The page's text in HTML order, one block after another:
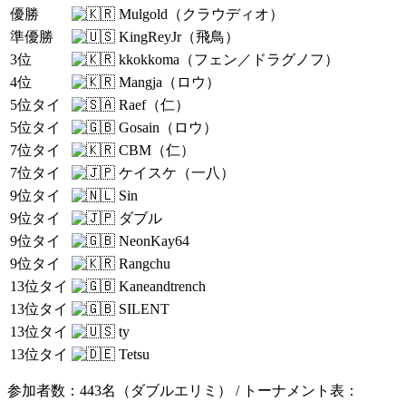
優勝
Mulgold（クラウディオ）
準優勝
KingReyJr（飛鳥）
3位
kkokkoma（フェン／ドラグノフ）
4位
Mangja（ロウ）
5位タイ
Raef（仁）
5位タイ
Gosain（ロウ）
7位タイ
CBM（仁）
7位タイ
ケイスケ（一八）
9位タイ
Sin
9位タイ
ダブル
9位タイ
NeonKay64
9位タイ
Rangchu
13位タイ
Kaneandtrench
13位タイ
SILENT
13位タイ
ty
13位タイ
Tetsu
参加者数：443名（ダブルエリミ） / トーナメント表：